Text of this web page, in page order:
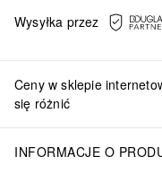
Wysyłka przez
Ceny w sklepie
się różnić
INFORMACJE O